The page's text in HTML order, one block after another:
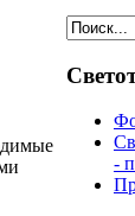
-